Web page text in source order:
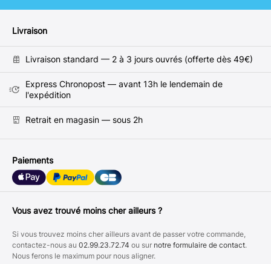
Livraison
Livraison standard — 2 à 3 jours ouvrés (offerte dès 49€)
Express Chronopost — avant 13h le lendemain de
l'expédition
Retrait en magasin — sous 2h
Paiements
Vous avez trouvé moins cher ailleurs ?
Si vous trouvez moins cher ailleurs avant de passer votre commande,
contactez-nous au 02.99.23.72.74 ou sur notre formulaire de contact.
Nous ferons le maximum pour nous aligner.